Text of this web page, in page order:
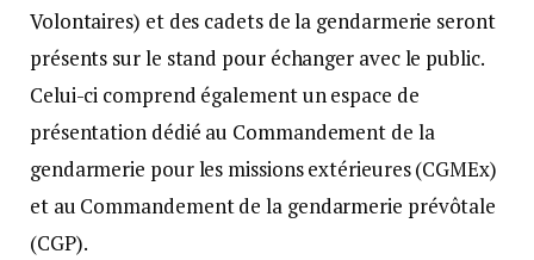
Volontaires) et des cadets de la gendarmerie seront
présents sur le stand pour échanger avec le public.
Celui-ci comprend également un espace de
présentation dédié au Commandement de la
gendarmerie pour les missions extérieures (CGMEx)
et au Commandement de la gendarmerie prévôtale
(CGP).